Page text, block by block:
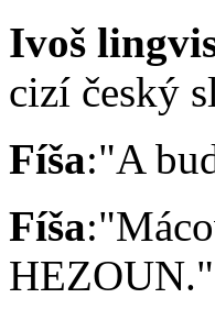
Ivoš
cizí český
Fíša:"A
Fíša
HEZOUN."